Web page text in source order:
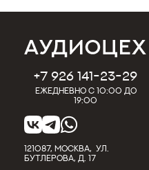
+7 926 141-23-29
Ежедневно с 10:00 до
19:00
121087, МОСКВА, УЛ.
БУТЛЕРОВА, Д. 17